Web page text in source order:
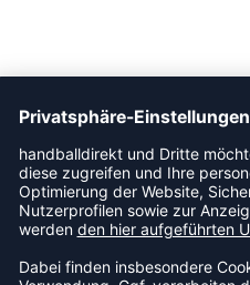
Bund mit Kordelzug